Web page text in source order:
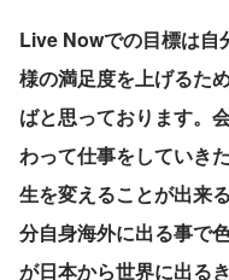
Live Nowでの目標は自
様の満足度を上げるた
ばと思っております。
わって仕事をしていき
生を変えることが出来
分自身海外に出る事で
が日本から世界に出る